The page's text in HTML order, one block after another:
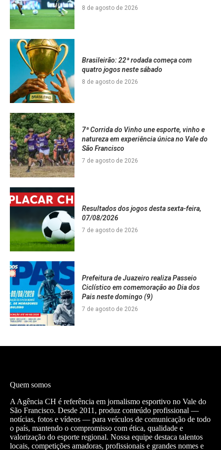
8 de agosto de 2026
Brasileirão: 22ª rodada começa com
quatro jogos neste sábado
8 de agosto de 2026
7ª Corrida do Vinho une esporte, vinho e
natureza em experiência única no Vale do
São Francisco
7 de agosto de 2026
Resultados dos jogos desta sexta-feira,
07/08/2026
7 de agosto de 2026
Prefeitura de Juazeiro realiza Passeio
Ciclístico em comemoração ao Dia dos
Pais neste domingo (9)
7 de agosto de 2026
Quem somos
A Agência CH é referência em jornalismo esportivo no Vale do
São Francisco. Desde 2011, produz conteúdo profissional —
notícias, fotos e vídeos — para veículos de comunicação de todo
o país, mantendo o compromisso com ética, qualidade e
valorização do esporte regional. Nossa equipe destaca talentos
locais, competições amadoras, profissionais e grandes nomes e